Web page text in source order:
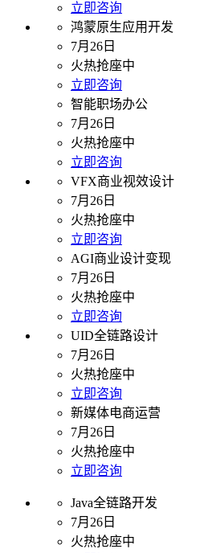
立即咨询
鸿蒙原生应用开发
7月26日
火热抢座中
立即咨询
智能职场办公
7月26日
火热抢座中
立即咨询
VFX商业视效设计
7月26日
火热抢座中
立即咨询
AGI商业设计变现
7月26日
火热抢座中
立即咨询
UID全链路设计
7月26日
火热抢座中
立即咨询
新媒体电商运营
7月26日
火热抢座中
立即咨询
Java全链路开发
7月26日
火热抢座中